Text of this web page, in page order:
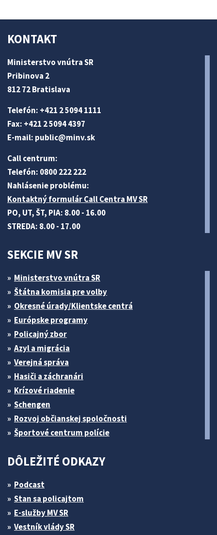
KONTAKT
Ministerstvo vnútra SR
Pribinova 2
812 72 Bratislava
Telefón: +421 2 5094 1111
Fax: +421 2 5094 4397
E-mail: public@minv.sk
Call centrum:
Telefón: 0800 222 222
Nahlásenie problému:
Kontaktný formulár Call Centra MV SR
PO, UT, ŠT, PIA: 8.00 - 16.00
STREDA: 8.00 - 17.00
SEKCIE MV SR
Ministerstvo vnútra SR
Štátna komisia pre volby
Okresné úrady/Klientske centrá
Európske programy
Policajný zbor
Azyl a migrácia
Verejná správa
Hasiči a záchranári
Krízové riadenie
Schengen
Rozvoj občianskej spoločnosti
Športové centrum polície
DÔLEŽITÉ ODKAZY
Podcast
Stan sa policajtom
E-služby MV SR
Vestník vlády SR